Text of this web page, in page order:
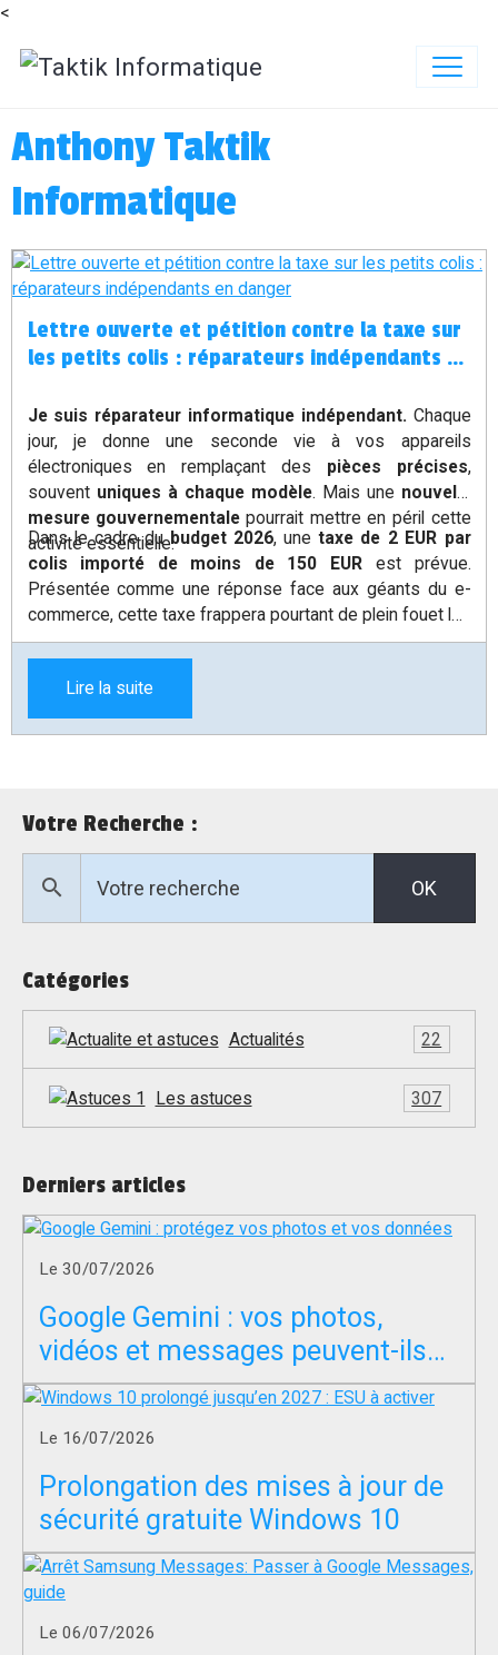
<
Anthony Taktik
Informatique
Lettre ouverte et pétition contre la taxe sur
les petits colis : réparateurs indépendants en
Je suis réparateur informatique indépendant. Chaque
jour, je donne une seconde vie à vos appareils
électroniques en remplaçant des pièces précises,
souvent uniques à chaque modèle. Mais une nouvelle
mesure gouvernementalepourrait mettre en péril cette
activité essentielle.
Dans le cadre dubudget 2026, une taxe de 2 EUR par
colis importé de moins de 150 EURest prévue.
Présentée comme une réponse face aux géants du e-
commerce, cette taxe frappera pourtant de plein fouet les
petits professionnels comme moi, qui commandent
régulièrement descomposants à l’unité
réparation.
Lire la suite
Votre Recherche :
OK
Catégories
Actualités 22
Les astuces 307
Derniers articles
Le 30/07/2026
Google Gemini : vos photos,
vidéos et messages peuvent-ils
servir à entraîner l’IA ?
Le 16/07/2026
Prolongation des mises à jour de
sécurité gratuite Windows 10
Le 06/07/2026